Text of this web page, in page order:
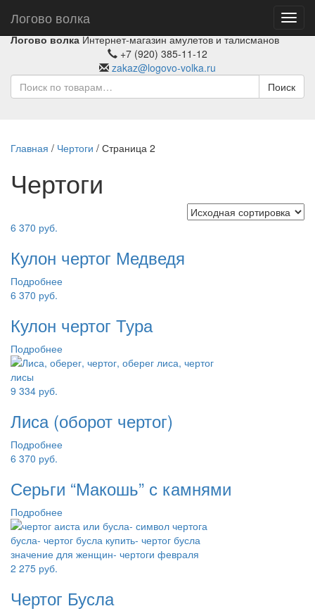
Логово волка
Логово волка Интернет-магазин амулетов и талисманов
+7 (920) 385-11-12
zakaz@logovo-volka.ru
Поиск
Главная / Чертоги / Страница 2
Чертоги
6 370 руб.
Кулон чертог Медведя
Подробнее
6 370 руб.
Кулон чертог Тура
Подробнее
9 334 руб.
Лиса (оборот чертог)
Подробнее
6 370 руб.
Серьги “Макошь” с камнями
Подробнее
2 275 руб.
Чертог Бусла